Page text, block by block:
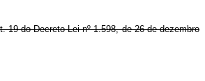
19 do Decreto-Lei nº 1.598, de 26 de dezembro